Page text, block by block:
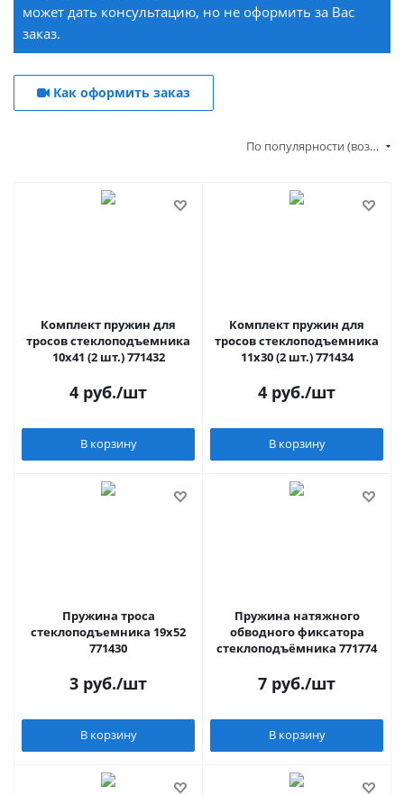
может дать консультацию, но не оформить за Вас
заказ.
Как оформить заказ
По популярности (возрастание)
Комплект пружин для
тросов стеклоподъемника
10x41 (2 шт.) 771432
4 руб./шт
В корзину
Комплект пружин для
тросов стеклоподъемника
11x30 (2 шт.) 771434
4 руб./шт
В корзину
Пружина троса
стеклоподъемника 19x52
771430
3 руб./шт
В корзину
Пружина натяжного
обводного фиксатора
стеклоподъёмника 771774
7 руб./шт
В корзину